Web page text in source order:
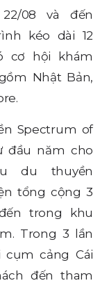
08 và đến
kéo dài 12
cơ hội khám
Nhật Bản,
Spectrum of
đầu năm cho
du thuyền
tổng cộng 3
trong khu
Trong 3 lần
cảng Cái
đến tham